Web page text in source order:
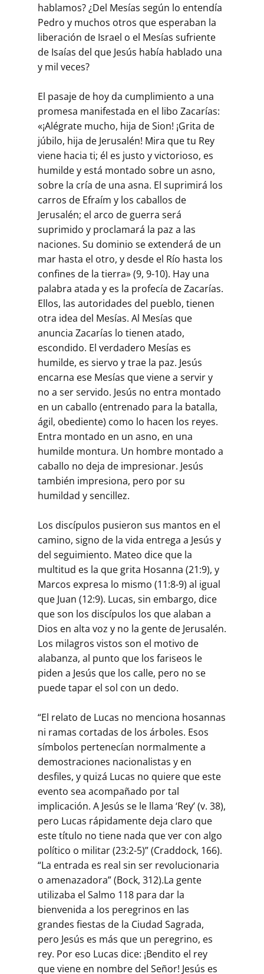
hablamos? ¿Del Mesías según lo entendía
Pedro y muchos otros que esperaban la
liberación de Israel o el Mesías sufriente
de Isaías del que Jesús había hablado una
y mil veces?
El pasaje de hoy da cumplimiento a una
promesa manifestada en el libo Zacarías:
«¡Alégrate mucho, hija de Sion! ¡Grita de
júbilo, hija de Jerusalén! Mira que tu Rey
viene hacia ti; él es justo y victorioso, es
humilde y está montado sobre un asno,
sobre la cría de una asna. El suprimirá los
carros de Efraím y los caballos de
Jerusalén; el arco de guerra será
suprimido y proclamará la paz a las
naciones. Su dominio se extenderá de un
mar hasta el otro, y desde el Río hasta los
confines de la tierra» (9, 9-10). Hay una
palabra atada y es la profecía de Zacarías.
Ellos, las autoridades del pueblo, tienen
otra idea del Mesías. Al Mesías que
anuncia Zacarías lo tienen atado,
escondido. El verdadero Mesías es
humilde, es siervo y trae la paz. Jesús
encarna ese Mesías que viene a servir y
no a ser servido. Jesús no entra montado
en un caballo (entrenado para la batalla,
ágil, obediente) como lo hacen los reyes.
Entra montado en un asno, en una
humilde montura. Un hombre montado a
caballo no deja de impresionar. Jesús
también impresiona, pero por su
humildad y sencillez.
Los discípulos pusieron sus mantos en el
camino, signo de la vida entrega a Jesús y
del seguimiento. Mateo dice que la
multitud es la que grita Hosanna (21:9), y
Marcos expresa lo mismo (11:8-9) al igual
que Juan (12:9). Lucas, sin embargo, dice
que son los discípulos los que alaban a
Dios en alta voz y no la gente de Jerusalén.
Los milagros vistos son el motivo de
alabanza, al punto que los fariseos le
piden a Jesús que los calle, pero no se
puede tapar el sol con un dedo.
“El relato de Lucas no menciona hosannas
ni ramas cortadas de los árboles. Esos
símbolos pertenecían normalmente a
demostraciones nacionalistas y en
desfiles, y quizá Lucas no quiere que este
evento sea acompañado por tal
implicación. A Jesús se le llama ‘Rey’ (v. 38),
pero Lucas rápidamente deja claro que
este título no tiene nada que ver con algo
político o militar (23:2-5)” (Craddock, 166).
“La entrada es real sin ser revolucionaria
o amenazadora” (Bock, 312).La gente
utilizaba el Salmo 118 para dar la
bienvenida a los peregrinos en las
grandes fiestas de la Ciudad Sagrada,
pero Jesús es más que un peregrino, es
rey. Por eso Lucas dice: ¡Bendito el rey
que viene en nombre del Señor! Jesús es